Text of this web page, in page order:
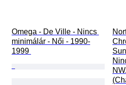
Omega - De Ville - Nincs
minimálár - Női - 1990-
1999